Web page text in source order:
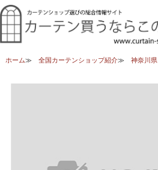
ホーム 全国カーテンショップ紹介 神奈川県